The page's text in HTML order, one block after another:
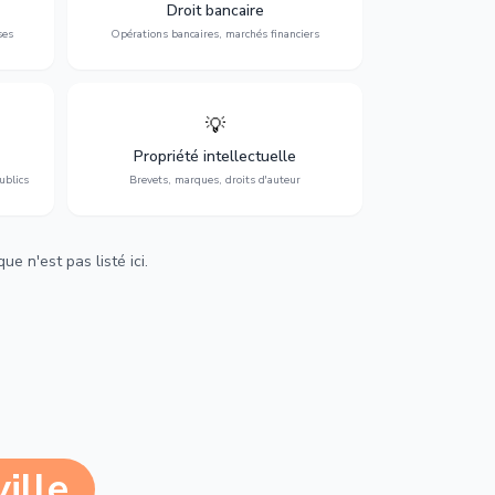
Droit bancaire
Opérations bancaires, marchés financiers
régulation.
💡
Propriété intellectuelle
Brevets, marques, droits d'auteur
Protection de vos créations : brevets,
marques, droits d'auteur et lutte contre la
contrefaçon.
n'est pas listé ici.